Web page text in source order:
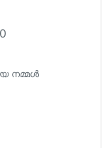
നമ്മൾ